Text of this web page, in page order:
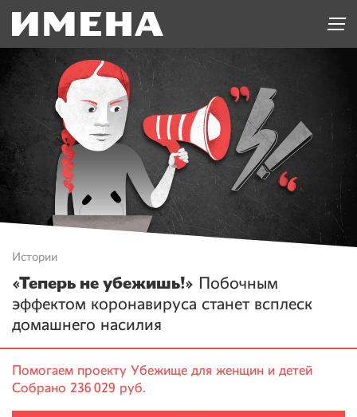
Истории
«Теперь не убежишь!» Побочным
эффектом коронавируса станет всплеск
домашнего насилия
Помогаем проекту Убежище для женщин и детей
Собрано 236 029 руб.